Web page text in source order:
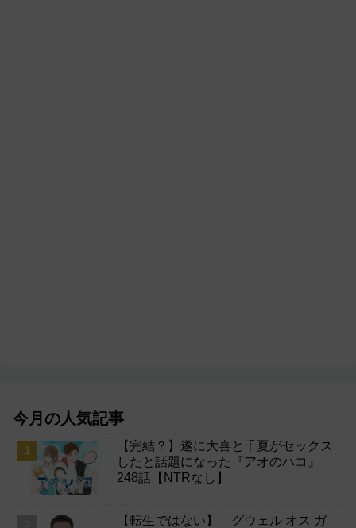
今月の人気記事
【完結？】遂に大喜と千夏がセックス
したと話題になった『アオのハコ』
248話【NTRなし】
【転生ではない】「グウェル オス ガ